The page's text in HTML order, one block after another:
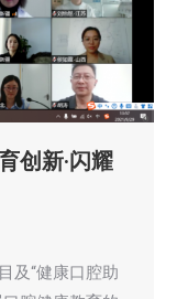
创新·闪耀
及“健康口腔助